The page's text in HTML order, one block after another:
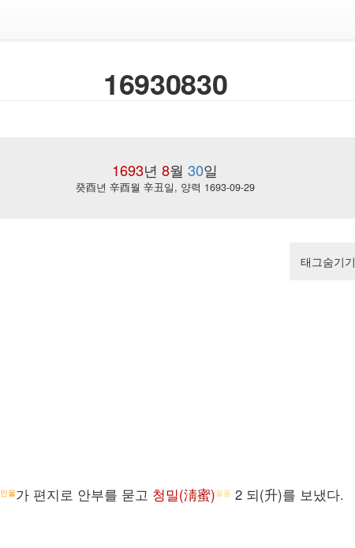
16930830
1693년 8월 30일
癸酉년 辛酉월 辛丑일, 양력 1693-09-29
태그숨기기
인물가 편지로 안부를 묻고 청밀(淸蜜)물품 2 되(升)를 보냈다.